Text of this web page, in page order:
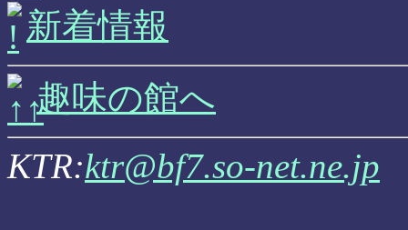
新着情報
趣味の館へ
KTR:ktr@bf7.so-net.ne.jp